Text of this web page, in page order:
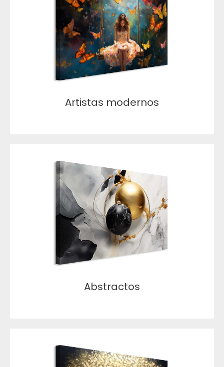
Artistas modernos
Abstractos